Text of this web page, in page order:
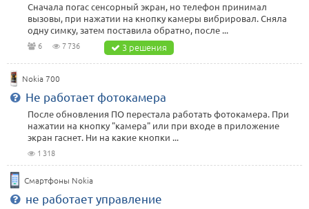
Сначала погас сенсорный экран, но телефон принимал
вызовы, при нажатии на кнопку камеры вибрировал. Сняла
одну симку, затем поставила обратно, после ...
6 7 736 3 решения
Nokia 700
Не работает фотокамера
После обновления ПО перестала работать фотокамера. При
нажатии на кнопку "камера" или при входе в приложение
экран гаснет. Ни на какие кнопки ...
1 318
Смартфоны Nokia
не работает управление